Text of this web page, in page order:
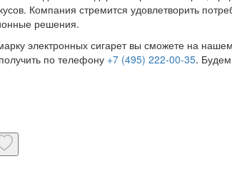
Компания стремится удовлетворить
решения.
электронных сигарет вы сможете на нашем
по телефону +7 (495) 222-00-35. Будем